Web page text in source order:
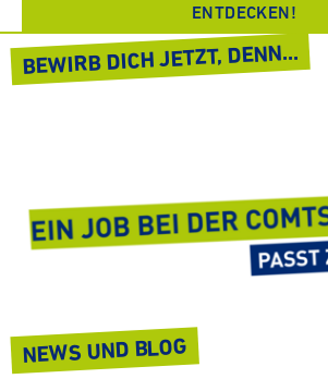
ENTDECKEN!
BEWIRB DICH JETZT, DENN...
NEWS UND BLOG